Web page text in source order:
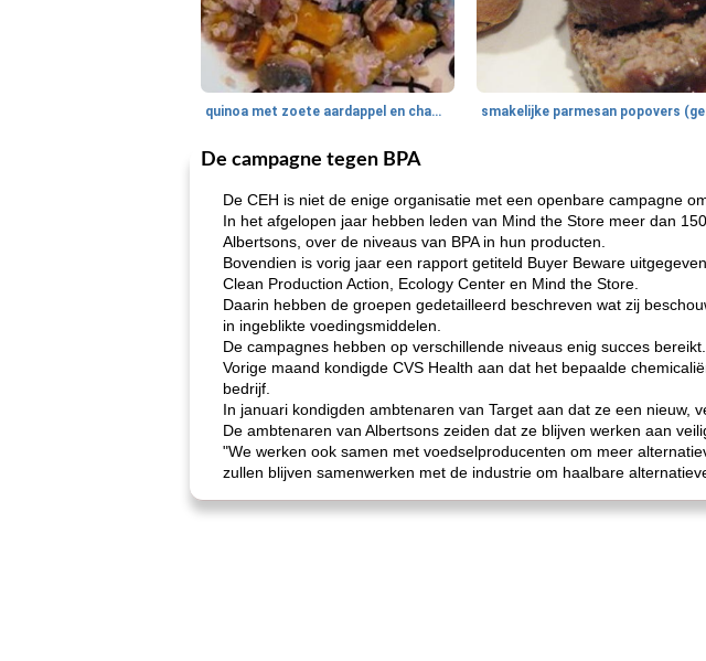
quinoa met zoete aardappel en champignons
De campagne tegen BPA
De CEH is niet de enige organisatie met een openbare campagne
In het afgelopen jaar hebben leden van Mind the Store meer dan
Albertsons, over de niveaus van BPA in hun producten.
Bovendien is vorig jaar een rapport getiteld Buyer Beware
Clean Production Action, Ecology Center en Mind the Store.
Daarin hebben de groepen gedetailleerd beschreven wat zij
in ingeblikte voedingsmiddelen.
De campagnes hebben op verschillende niveaus enig succes bereikt.
Vorige maand kondigde CVS Health aan dat het bepaalde
bedrijf.
In januari kondigden ambtenaren van Target aan dat ze een nieuw,
De ambtenaren van Albertsons zeiden dat ze blijven werken aan
"We werken ook samen met voedselproducenten om meer
zullen blijven samenwerken met de industrie om haalbare